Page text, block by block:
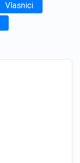
Vlasnici